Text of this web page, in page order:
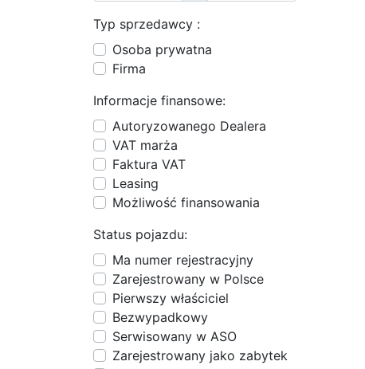
Typ sprzedawcy :
Osoba prywatna
Firma
Informacje finansowe:
Autoryzowanego Dealera
VAT marża
Faktura VAT
Leasing
Możliwość finansowania
Status pojazdu:
Ma numer rejestracyjny
Zarejestrowany w Polsce
Pierwszy właściciel
Bezwypadkowy
Serwisowany w ASO
Zarejestrowany jako zabytek